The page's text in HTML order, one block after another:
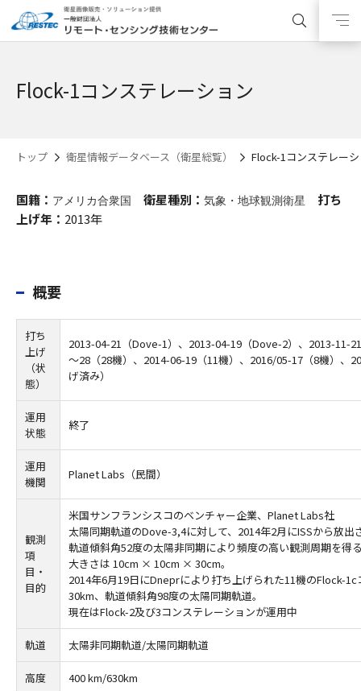
Flock-1コンステレーション
トップ 衛星情報データベース（衛星総覧） Flock-1コンステレー
国籍： アメリカ合衆国 衛星種別： 気象・地球観測衛星
打ち
上げ年： 2013年
概要
打ち
上げ
（状
態）
2013-04-21（Dove-1）、2013-04-19（Dove-2）、2013-11-
～28（28機）、2014-06-19（11機）、2016/05-17（8機）、
げ済み）
運用
状態
終了
運用
機関
Planet Labs（民間）
観測
項
目・
目的
米国サンフランシスコのベンチャー企業、Planet Labs社
太陽同期軌道のDove-3,4に対して、2014年2月にISSから放出
軌道傾斜角52度の太陽非同期により頻度の高い観測周期を得
大きさは 10cm × 10cm × 30cm。
2014年6月19日にDneprにより打ち上げられた11機のFlock-
30km、軌道傾斜角98度の太陽同期軌道。
現在はFlock-2及び3コンステレーションが運用中
軌道 太陽非同期軌道/太陽同期軌道
高度 400 km/630km